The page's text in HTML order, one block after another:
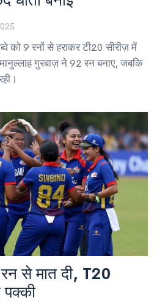
को 9 रनों से हराकर टी20 सीरीज़ में
गुरबाज़ ने 92 रन बनाए, जबकि
से मात दी, T20
पक्की